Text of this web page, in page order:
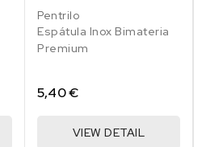
Pentrilo
Espátula Inox Bimateria
Premium
5,40 €
VIEW DETAIL